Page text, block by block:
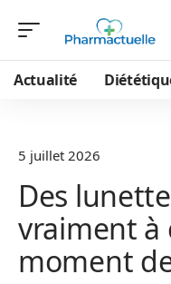
Actualité
5 juillet 2026
Des
vraiment à
moment